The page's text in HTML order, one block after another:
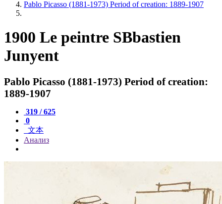
Pablo Picasso (1881-1973) Period of creation: 1889-1907
1900 Le peintre SВbastien
Junyent
Pablo Picasso (1881-1973) Period of creation:
1889-1907
319 / 625
0
文本
Анализ